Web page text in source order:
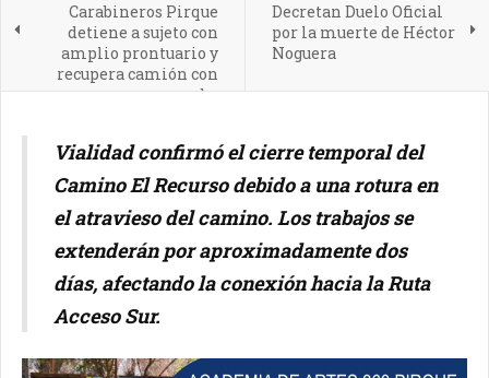
Carabineros Pirque
detiene a sujeto con
amplio prontuario y
recupera camión con
encargo por robo
Decretan Duelo Oficial
por la muerte de Héctor
Noguera
Vialidad confirmó el cierre temporal del
Camino El Recurso debido a una rotura en
el atravieso del camino. Los trabajos se
extenderán por aproximadamente dos
días, afectando la conexión hacia la Ruta
Acceso Sur.